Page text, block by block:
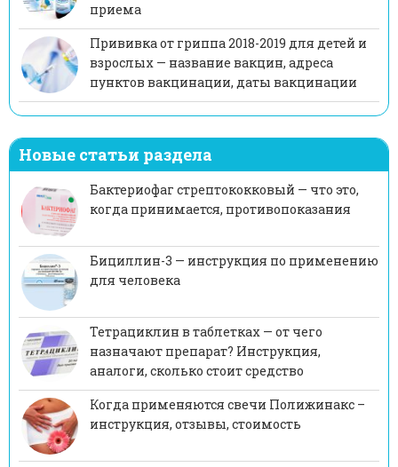
приема
Прививка от гриппа 2018-2019 для детей и
взрослых — название вакцин, адреса
пунктов вакцинации, даты вакцинации
Новые статьи раздела
Бактериофаг стрептококковый — что это,
когда принимается, противопоказания
Бициллин-3 — инструкция по применению
для человека
Тетрациклин в таблетках — от чего
назначают препарат? Инструкция,
аналоги, сколько стоит средство
Когда применяются свечи Полижинакс –
инструкция, отзывы, стоимость